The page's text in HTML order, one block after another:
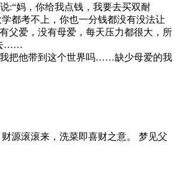
:“妈，你给我点钱，我要去买双耐
都考不上，你也一分钱都没有没法让
父爱，没有母爱，每天压力都很大，所
……
把他带到这个世界吗……缺少母爱的我
源滚滚来，洗菜即喜财之意。 梦见父